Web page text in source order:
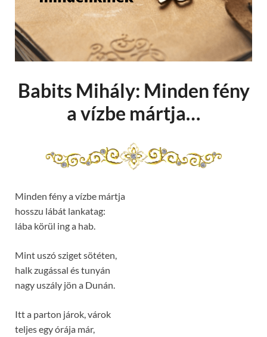
Babits Mihály: Minden fény
a vízbe mártja…
Minden fény a vízbe mártja
hosszu lábát lankatag:
lába körül ing a hab.
Mint uszó sziget sötéten,
halk zugással és tunyán
nagy uszály jön a Dunán.
Itt a parton járok, várok
teljes egy órája már,